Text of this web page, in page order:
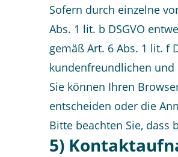
Sofern durch einzelne
Abs. 1 lit. b DSGVO
gemäß Art. 6 Abs. 1 lit. f
kundenfreundlichen und
Sie können Ihren
entscheiden oder die
Bitte beachten Sie, dass
5)